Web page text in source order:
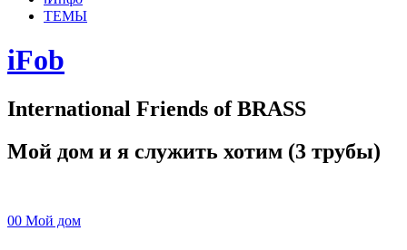
ТЕМЫ
iFob
International Friends of BRASS
Мой дом и я служить хотим (3 трубы)
00 Мой дом